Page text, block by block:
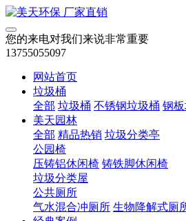
您的来电对我们来说非常重要
13755055097
网站首页
垃圾桶
全部 垃圾桶 不锈钢垃圾桶 钢
美天园林
全部 精品热销 垃圾分类亭
公园椅
压铸铝休闲椅 铸铁脚休闲椅
垃圾分类屋
公共厕所
气水混合冲厕所 生物降解式厕